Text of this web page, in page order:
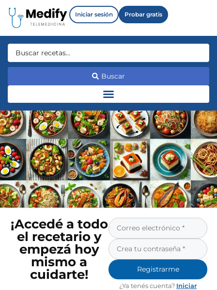
Iniciar sesión Probar gratis
Buscar
¡Accedé a todo
el recetario y
empezá hoy
mismo a
cuidarte!
Registrarme
¿Ya tenés cuenta? Iniciar